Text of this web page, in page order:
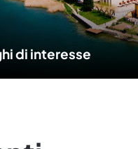
di interesse